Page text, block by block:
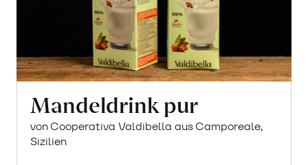
Mandeldrink pur
von Cooperativa Valdibella aus Camporeale,
Sizilien